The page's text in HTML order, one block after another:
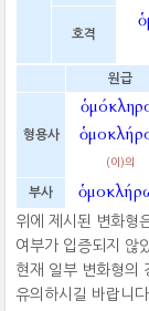
호격
원급
형용사
(이)의
부사
위에 제시된 변화형
여부가 입증되지 않
현재 일부 변화형의
유의하시길 바랍니다.